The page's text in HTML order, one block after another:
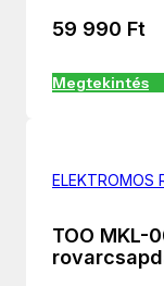
59 990 Ft
Megtekintés
ELEKTROMOS
TOO MKL-